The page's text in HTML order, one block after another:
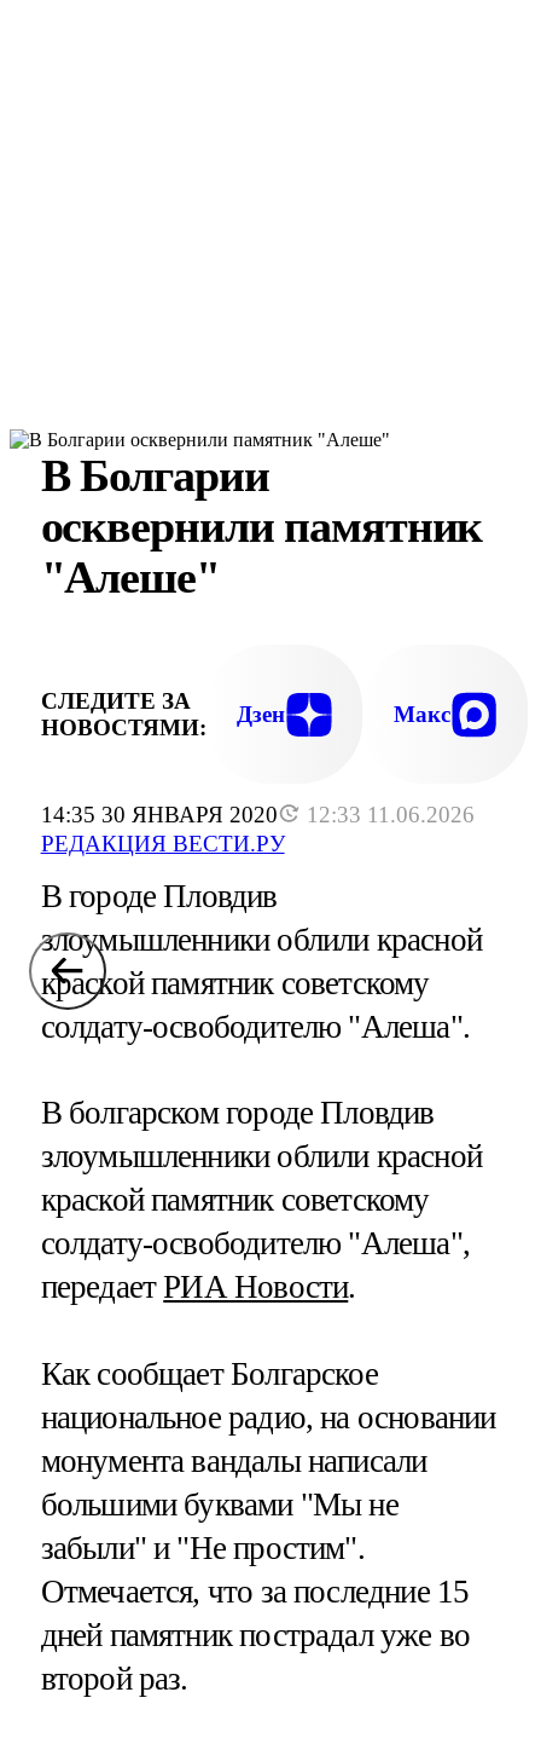
14:35 30 ЯНВАРЯ 2020
12:33 11.06.2026
РЕДАКЦИЯ ВЕСТИ.РУ
В Болгарии
осквернили памятник
"Алеше"
СЛЕДИТЕ ЗА
НОВОСТЯМИ:
Дзен Макс
В городе Пловдив
злоумышленники облили красной
краской памятник советскому
солдату-освободителю "Алеша".
В болгарском городе Пловдив
злоумышленники облили красной
краской памятник советскому
солдату-освободителю "Алеша",
передаетРИА Новости.
Как сообщает Болгарское
национальное радио, на основании
монумента вандалы написали
большими буквами "Мы не
забыли" и "Не простим"​​​.
Отмечается, что за последние 15
дней памятник пострадал уже во
второй раз.